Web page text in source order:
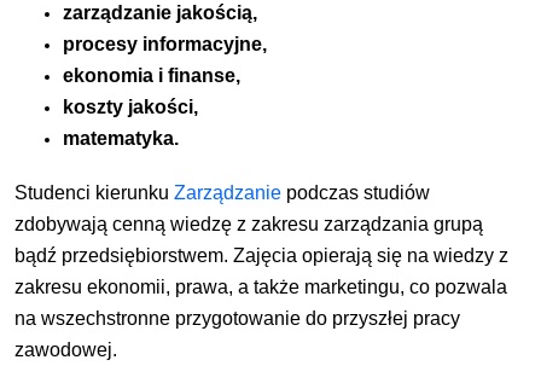
zarządzanie jakością,
procesy informacyjne,
ekonomia i finanse,
koszty jakości,
matematyka.
Studenci kierunkuZarządzanie podczas studiów
zdobywają cenną wiedzę z zakresu zarządzania grupą
bądź przedsiębiorstwem. Zajęcia opierają się na wiedzy z
zakresu ekonomii, prawa, a także marketingu, co pozwala
na wszechstronne przygotowanie do przyszłej pracy
zawodowej.